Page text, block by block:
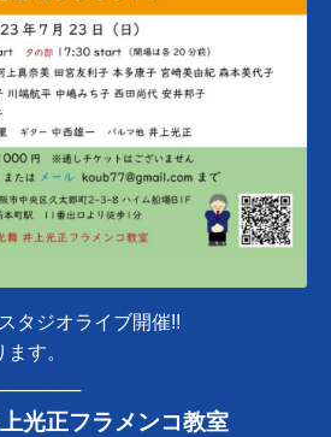
タジオライブ開催!!
す。
光正フラメンコ教室